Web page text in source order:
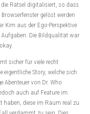
Rätsel digitalisiert, so dass
gelöst werden
Kim aus der Ego-Perspektive
Die Bildqualität war
sicher für viele recht
eigentliche Story, welche sich
Abenteuer von Dr. Who
auch auf Feature im
haben, diese im Raum real zu